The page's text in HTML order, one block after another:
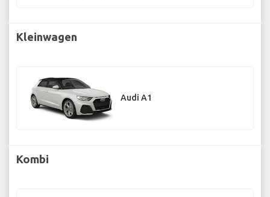
Kleinwagen
Audi A1
Kombi